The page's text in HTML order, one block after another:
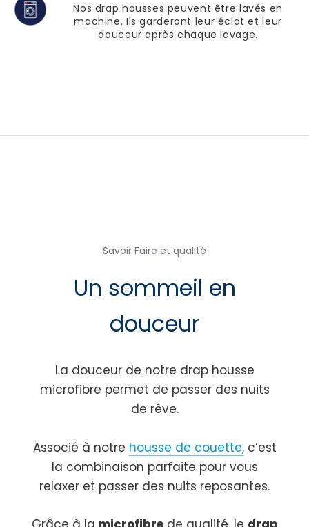
Nos drap housses peuvent être lavés en
machine. Ils garderont leur éclat et leur
douceur après chaque lavage.
Savoir Faire et qualité
Un sommeil en
douceur
La douceur de notre drap housse
microfibre permet de passer des nuits
de rêve.
Associé à notre housse de couette,c’est
la combinaison parfaite pour vous
relaxer et passer des nuits reposantes.